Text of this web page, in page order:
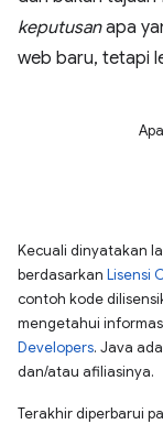
keputusanapa
web baru, tetapi
Kecuali dinyatakan
berdasarkan Lisensi
contoh kode
mengetahui
Developers. Java
dan/atau afiliasinya.
Terakhir diperbarui